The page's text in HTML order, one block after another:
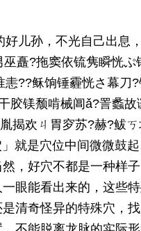
孙，不光自己出息
矗?拖窦依锍隽瞬恍ぷ
??稣饷锤霾恍さ幕刀
胶镁颓啃械阊ǎ?詈蠡
揭欢ㄐ胃穸苏?赫?鲅
是穴位中间微微鼓
，好穴不都是一种样
眼能看出来的，这些
清奇怪异的特殊穴，